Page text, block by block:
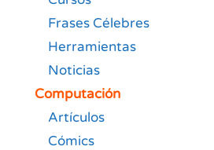
Frases Célebres
Herramientas
Noticias
Computación
Artículos
Cómics